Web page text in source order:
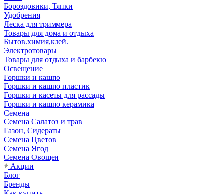
Бороздовики, Тяпки
Удобрения
Леска для триммера
Товары для дома и отдыха
Бытов.химия,клей.
Электротовары
Товары для отдыха и барбекю
Освещение
Горшки и кашпо
Горшки и кашпо пластик
Горшки и касеты для рассады
Горшки и кашпо керамика
Семена
Семена Салатов и трав
Газон, Сидераты
Семена Цветов
Семена Ягод
Семена Овощей
Акции
Блог
Бренды